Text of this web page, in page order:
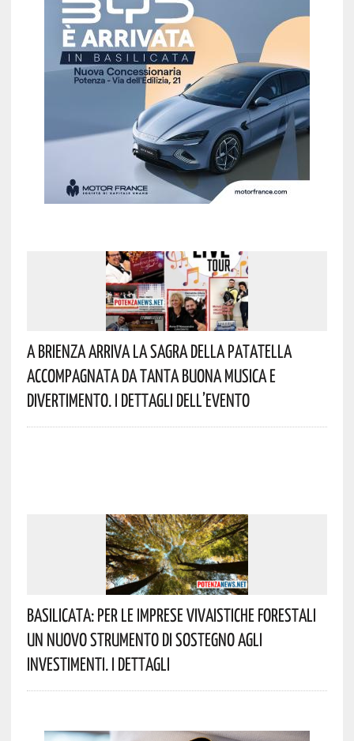
A Brienza Arriva La Sagra Della Patatella
Accompagnata Da Tanta Buona Musica E
Divertimento. I Dettagli Dell’evento
Basilicata: Per Le Imprese Vivaistiche Forestali
Un Nuovo Strumento Di Sostegno Agli
Investimenti. I Dettagli